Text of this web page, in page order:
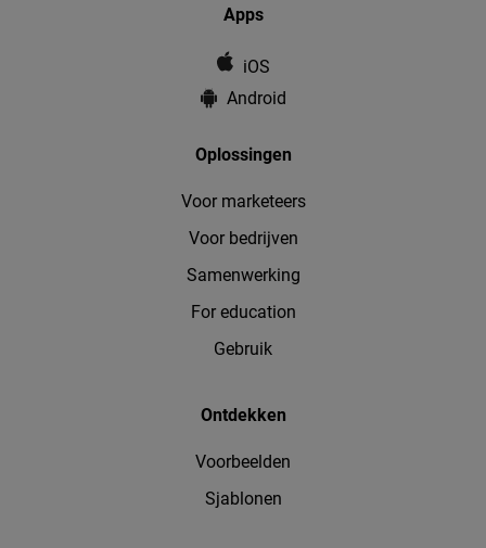
Apps
iOS
Android
Oplossingen
Voor marketeers
Voor bedrijven
Samenwerking
For education
Gebruik
Ontdekken
Voorbeelden
Sjablonen